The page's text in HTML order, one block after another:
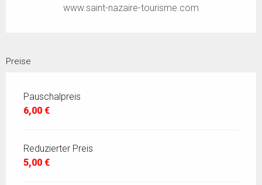
www.saint-nazaire-tourisme.com
Preise
Pauschalpreis
6,00 €
Reduzierter Preis
5,00 €